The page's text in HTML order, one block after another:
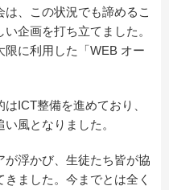
、この状況でも諦めるこ
企画を打ち立てました。
に利用した「WEB オー
ICT整備を進めており、
風となりました。
浮かび、生徒たち皆が協
ました。今までとは全く